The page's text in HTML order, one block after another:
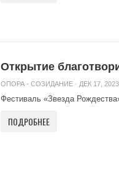
Открытие
ОПОРА - СОЗИДАНИЕ · ДЕК 17, 2023
Фестиваль «Звезда
ПОДРОБНЕЕ